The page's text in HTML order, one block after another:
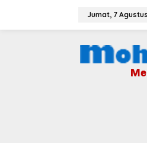
Jumat, 7